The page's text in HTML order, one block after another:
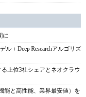
に
＋Deep Researchアルゴリズ
上位3社シェアとネオクラウ
能と高性能、業界最安値）を